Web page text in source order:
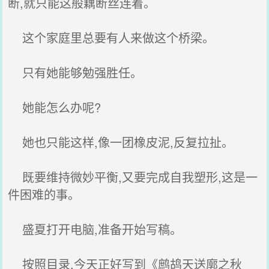
这个家庭里总要有人来做这个桥梁。
只有她能够勉强胜任。
她能怎么办呢?
她也只能这样,像一团橡皮泥,反复拉扯。
既要维持微妙平衡,又要完成自我塑形,这是一
件困难的事。
盛夏打开电脑,准备开始写稿。
按照目录,今天正好写到《鹧鸪天送廓之秋